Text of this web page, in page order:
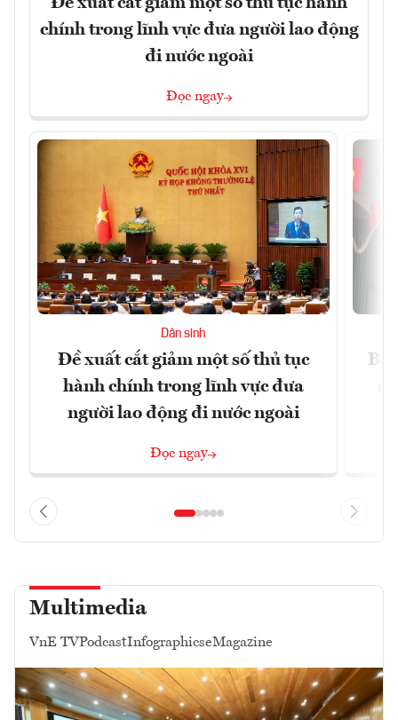
chính trong lĩnh vực đưa người lao động
đi nước ngoài
Đọc ngay
Dân sinh
Đề xuất cắt giảm một số thủ tục
hành chính trong lĩnh vực đưa
người lao động đi nước ngoài
Đọc ngay
Bộ
Multimedia
VnE TVPodcastInfographicseMagazine